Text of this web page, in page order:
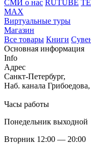
СМИ о нас RUTUBE
MAX
Виртуальные туры
Магазин
Все товары Книги
Основная информация
Info
Адрес
Санкт-Петербург,
Наб. канала
Часы работы
Понедельник выходной
Вторник 12:00 — 20:00